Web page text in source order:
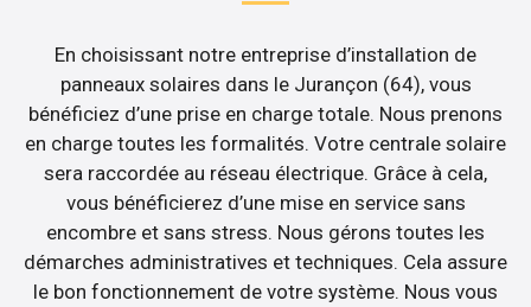
En choisissant notre entreprise d’installation de
panneaux solaires dans le Jurançon (64), vous
bénéficiez d’une prise en charge totale. Nous prenons
en charge toutes les formalités. Votre centrale solaire
sera raccordée au réseau électrique. Grâce à cela,
vous bénéficierez d’une mise en service sans
encombre et sans stress. Nous gérons toutes les
démarches administratives et techniques. Cela assure
le bon fonctionnement de votre système. Nous vous